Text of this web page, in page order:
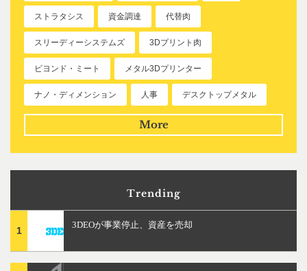
ストラタシス 資金調達 代替肉
スリーディーシステムズ 3Dプリント肉
ビヨンド・ミート メタル3Dプリンター
ナノ・ディメンション 人事 デスクトップメタル
More
Trending
1
3DEOが事業停止、資産を売却